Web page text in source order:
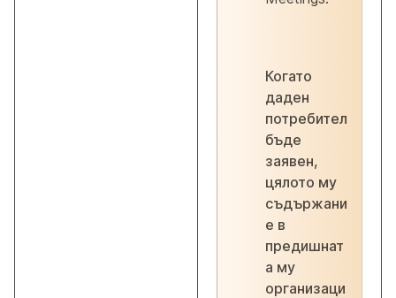
Когато
даден
потребител
бъде
заявен,
цялото му
съдържани
е в
предишнат
а му
организаци